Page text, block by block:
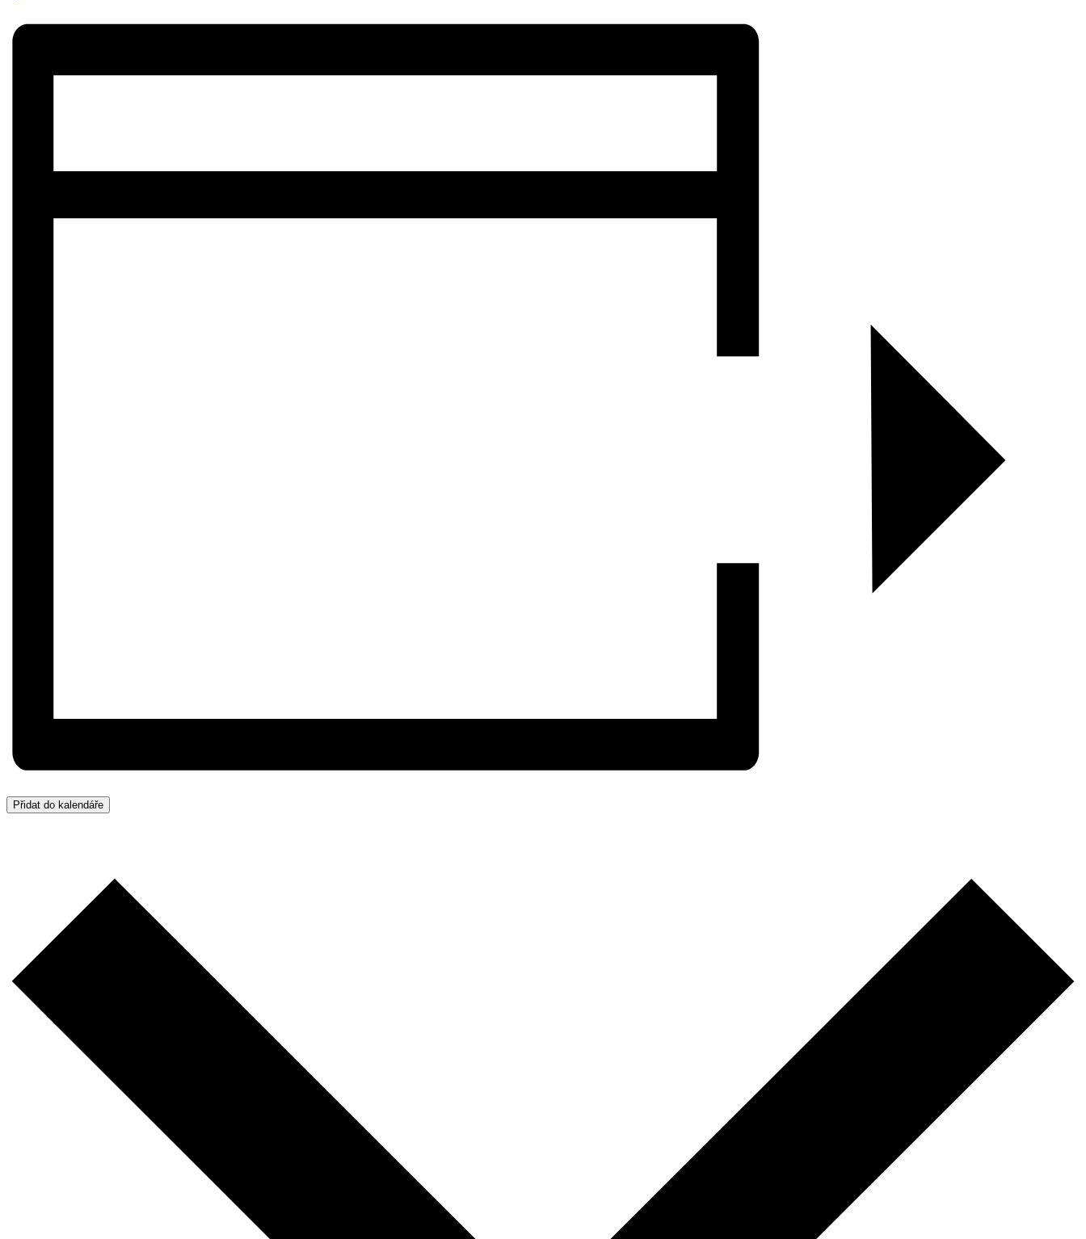
Přidat do kalendáře